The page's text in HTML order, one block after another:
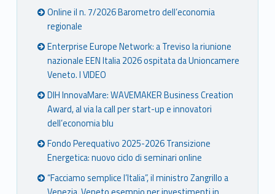
Online il n. 7/2026 Barometro dell’economia
regionale
Enterprise Europe Network: a Treviso la riunione
nazionale EEN Italia 2026 ospitata da Unioncamere
Veneto. I VIDEO
DIH InnovaMare: WAVEMAKER Business Creation
Award, al via la call per start-up e innovatori
dell’economia blu
Fondo Perequativo 2025-2026 Transizione
Energetica: nuovo ciclo di seminari online
“Facciamo semplice l’Italia”, il ministro Zangrillo a